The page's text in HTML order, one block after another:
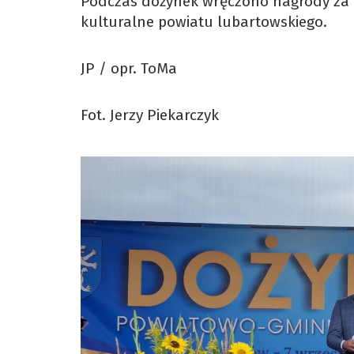
kulturalne powiatu lubartowskiego.
JP / opr. ToMa
Fot. Jerzy Piekarczyk